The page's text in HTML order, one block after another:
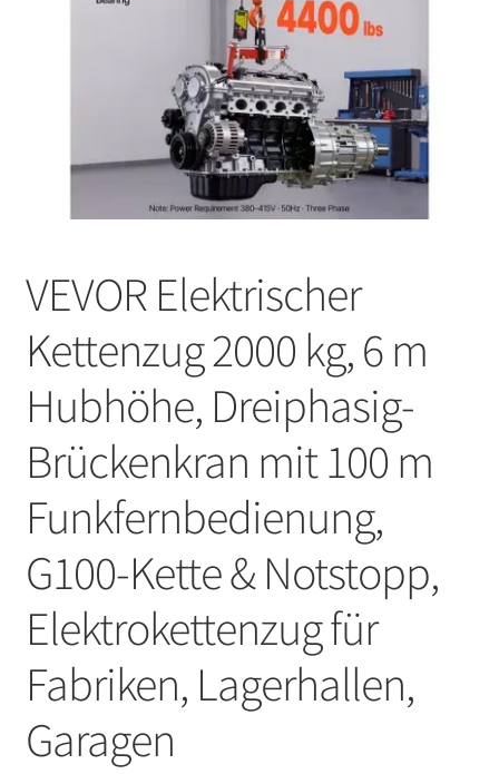
VEVOR Elektrischer
Kettenzug 2000 kg, 6 m
Hubhöhe, Dreiphasig-
Brückenkran mit 100 m
Funkfernbedienung,
G100-Kette & Notstopp,
Elektrokettenzug für
Fabriken, Lagerhallen,
Garagen